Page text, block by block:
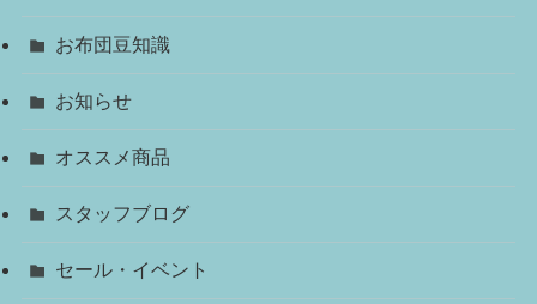
お布団豆知識
お知らせ
オススメ商品
スタッフブログ
セール・イベント